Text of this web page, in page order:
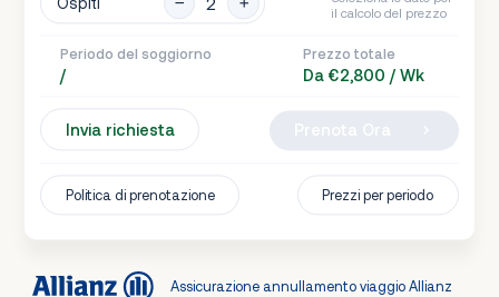
il calcolo del prezzo
Periodo del soggiorno
/
Prezzo totale
Da €2,800 / Wk
Invia richiesta
Politica di prenotazione Prezzi per periodo
Assicurazione annullamento viaggio Allianz